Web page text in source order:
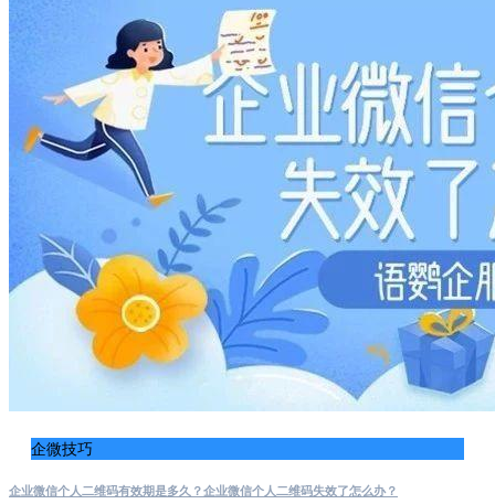
企微技巧
企业微信个人二维码有效期是多久？企业微信个人二维码失效了怎么办？